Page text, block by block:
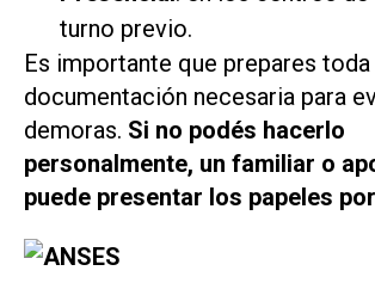
turno previo.
Es importante que prepares toda
documentación necesaria para
demoras. Si no podés hacerlo
personalmente, un familiar o
puede presentar los papeles